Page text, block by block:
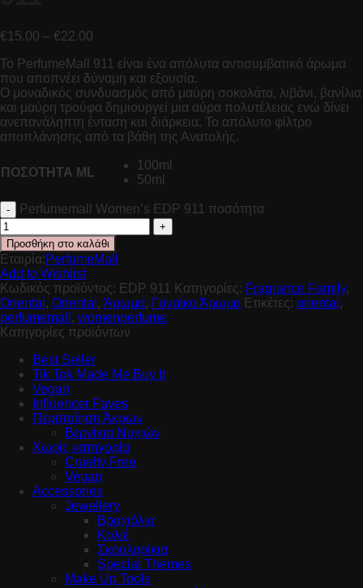
€15.00 – €22.00
Το PerfumeMall 911 είναι ένα απόλυτα αντισυμβατικό άρωμα
που αποπνέει δύναμη και εξουσία.
Ο μοναδικός συνδυασμός από μαύρη σοκολάτα, λιβάνι, βανίλια
και μαύρη τρούφα δημιουργεί μια αύρα πολυτέλειας ενώ δίνει
ανεπανάληπτη ένταση και διάρκεια. Το απόλυτο φίλτρο
αποπλάνησης από τα βάθη της Ανατολής.
ΠΟΣΟΤΗΤΑ ML
100ml
50ml
Perfumemall Women’s EDP 911 ποσότητα
Προσθήκη στο καλάθι
Εταιρία:PerfumeMall
Add to Wishlist
Κωδικός προϊόντος: EDP 911 Κατηγορίες: Fragrance Family,
Oriental , Oriental , Άρωμα, Γυναίκα Άρωμα Ετικέτες: oriental ,
perfumemall
, womenperfume
Κατηγορίες προϊόντων
Best Seller
Tik Tok Made Me Buy It
Vegan
Influencer Faves
Περιποίηση Άκρων
Βερνίκια Νυχιών
Χωρίς κατηγορία
Cruelty Free
Vegan
Accessories
Jewellery
Βραχιόλια
Κολιέ
Σκουλαρίκια
Special Themes
Make Up Tools